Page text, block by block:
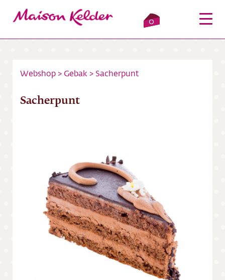
0
Inloggen
Bezorging
Webshop > Gebak > Sacherpunt
Sacherpunt